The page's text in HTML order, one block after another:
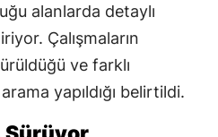
alanlarda detaylı
Çalışmaların
ve farklı
yapıldığı belirtildi.